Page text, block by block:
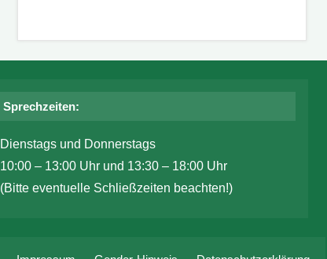
Sprechzeiten:
Dienstags und Donnerstags
10:00 – 13:00 Uhr und 13:30 – 18:00 Uhr
(Bitte eventuelle Schließzeiten beachten!)